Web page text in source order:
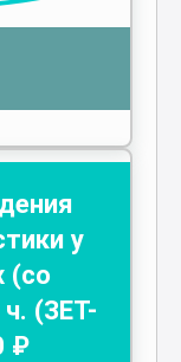
у
(со
(ЗЕТ-
₽